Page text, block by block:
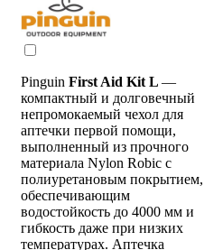
Pinguin First Aid Kit L —
компактный и долговечный
непромокаемый чехол для
аптечки первой помощи,
выполненный из прочного
материала Nylon Robic с
полиуретановым покрытием,
обеспечивающим
водостойкость до 4000 мм и
гибкость даже при низких
температурах. Аптечка